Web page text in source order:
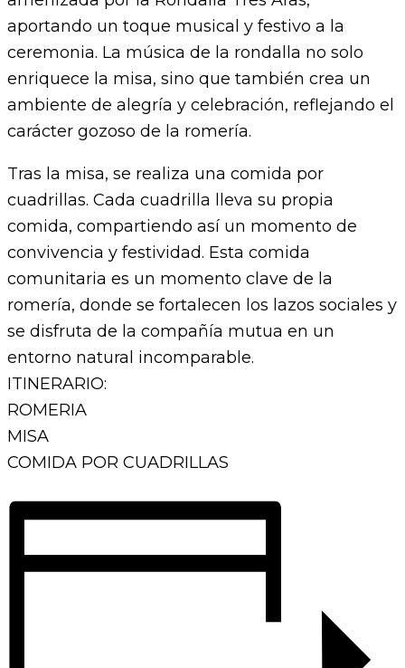
aportando un toque musical y festivo a la
ceremonia. La música de la rondalla no solo
enriquece la misa, sino que también crea un
ambiente de alegría y celebración, reflejando el
carácter gozoso de la romería.
Tras la misa, se realiza una comida por
cuadrillas. Cada cuadrilla lleva su propia
comida, compartiendo así un momento de
convivencia y festividad. Esta comida
comunitaria es un momento clave de la
romería, donde se fortalecen los lazos sociales y
se disfruta de la compañía mutua en un
entorno natural incomparable.
ITINERARIO:
ROMERIA
MISA
COMIDA POR CUADRILLAS